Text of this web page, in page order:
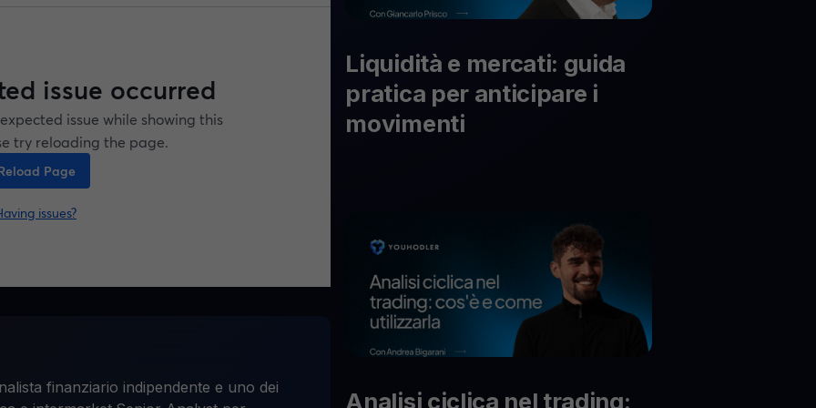
Esplora tutti gli asset crypto
finanziario indipendente e uno dei
Liquidità e mercati: guida
pratica per anticipare i
movimenti
Analisi ciclica nel trading: